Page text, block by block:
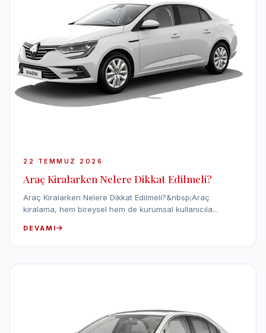
22 TEMMUZ 2026
Araç Kiralarken Nelere Dikkat Edilmeli?
Araç Kiralarken Nelere Dikkat Edilmeli?&nbsp;Araç
kiralama, hem bireysel hem de kurumsal kullanıcıla...
DEVAMI